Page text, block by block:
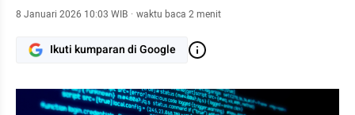
8 Januari 2026 10:03 WIB · waktu baca 2 menit
Ikuti kumparan di Google